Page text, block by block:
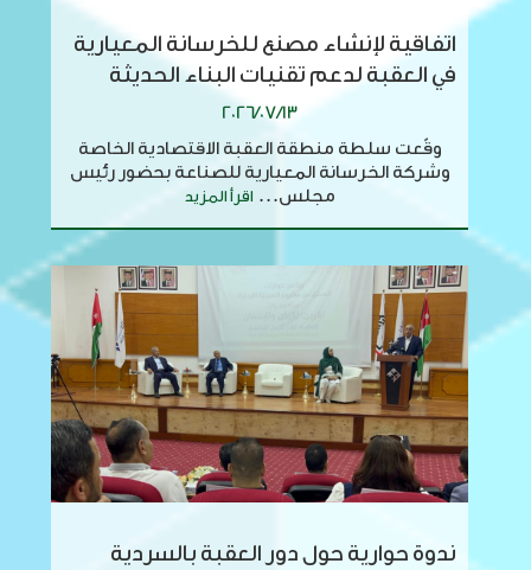
اتفاقية لإنشاء مصنع للخرسانة المعيارية
في العقبة لدعم تقنيات البناء الحديثة
2026/07/13
وقّعت سلطة منطقة العقبة الاقتصادية الخاصة
وشركة الخرسانة المعيارية للصناعة بحضور رئيس
مجلس... اقرأ المزيد
ندوة حوارية حول دور العقبة بالسردية